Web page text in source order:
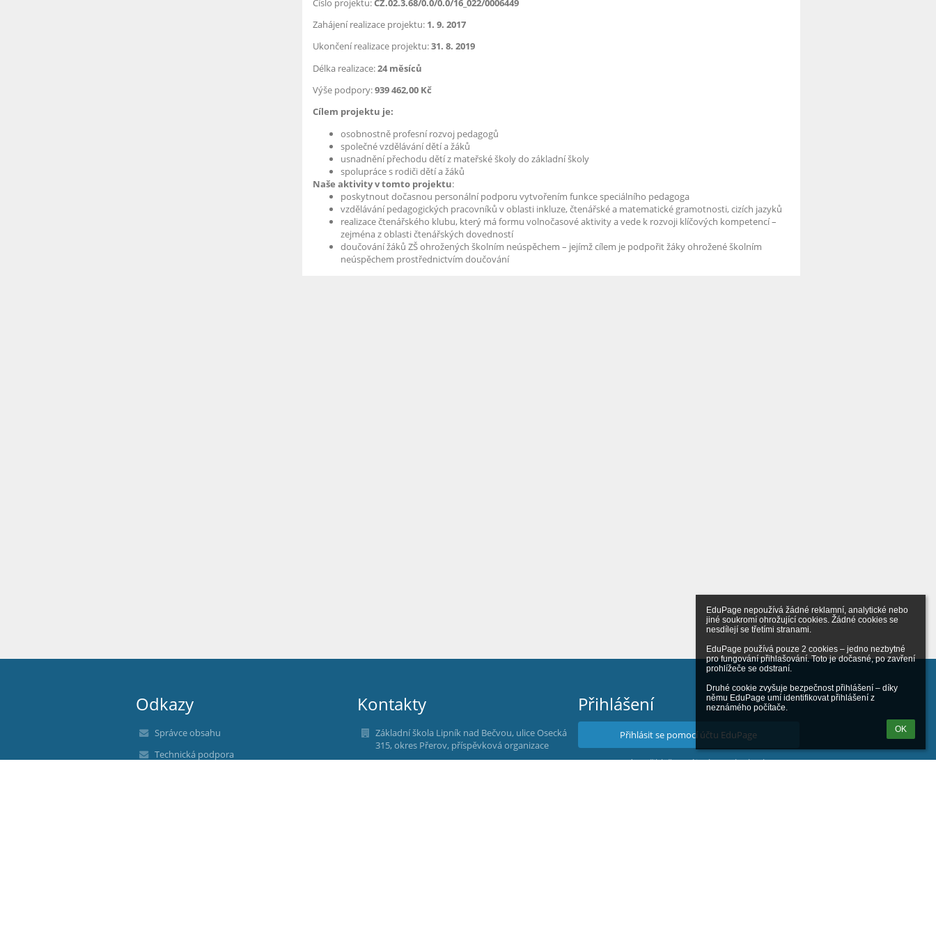
EduPage nepoužívá žádné reklamní, analytické nebo
jiné soukromí ohrožující cookies. Žádné cookies se
nesdílejí se třetími stranami.
EduPage používá pouze 2 cookies – jedno nezbytné
pro fungování přihlašování. Toto je dočasné, po zavření
prohlížeče se odstraní.
Druhé cookie zvyšuje bezpečnost přihlášení – díky
němu EduPage umí identifikovat přihlášení z
neznámého počítače.
OK
Číslo projektu:CZ.02.3.68/0.0/0.0/16_022/0006449
Zahájení realizace projektu: 1. 9. 2017
Ukončení realizace projektu:31. 8. 2019
Délka realizace:24 měsíců
Výše podpory:939 462,00 Kč
Cílem projektu je:
osobnostně profesní rozvoj pedagogů
společné vzdělávání dětí a žáků
usnadnění přechodu dětí z mateřské školy do základní školy
spolupráce s rodiči dětí a žáků
Naše aktivity v tomto projektu:
poskytnout dočasnou personální podporu vytvořením funkce speciálního pedagoga
vzdělávání pedagogických pracovníků v oblasti inkluze, čtenářské a matematické gramotnosti, cizích jazyků
realizace čtenářského klubu, který má formu volnočasové aktivity a vede k rozvoji klíčových kompetencí –
zejména z oblasti čtenářských dovedností
doučování žáků ZŠ ohrožených školním neúspěchem – jejímž cílem je podpořit žáky ohrožené školním
neúspěchem prostřednictvím doučování
Odkazy
Správce obsahu
Technická podpora
Kontakty
Základní škola Lipník nad Bečvou, ulice Osecká
315, okres Přerov, příspěvková organizace
Přihlášení
Přihlásit se pomocí účtu EduPage
Neznám přihlašovací jméno nebo heslo